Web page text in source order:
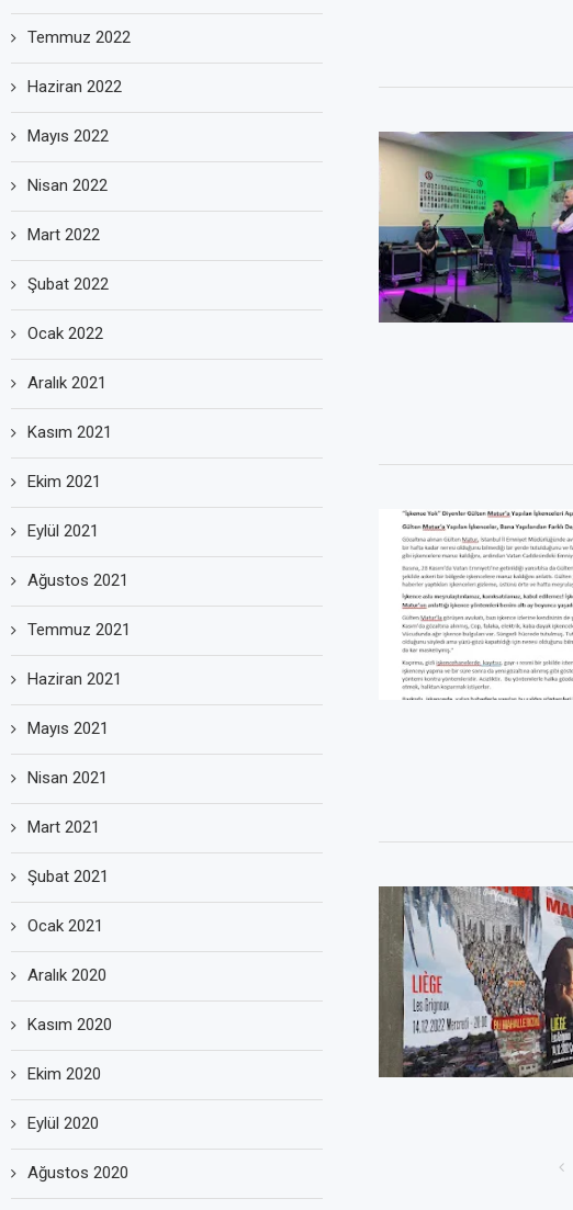
Temmuz 2022
Haziran 2022
Mayıs 2022
Nisan 2022
Mart 2022
Şubat 2022
Ocak 2022
Aralık 2021
Kasım 2021
Ekim 2021
Eylül 2021
Ağustos 2021
Temmuz 2021
Haziran 2021
Mayıs 2021
Nisan 2021
Mart 2021
Şubat 2021
Ocak 2021
Aralık 2020
Kasım 2020
Ekim 2020
Eylül 2020
Ağustos 2020